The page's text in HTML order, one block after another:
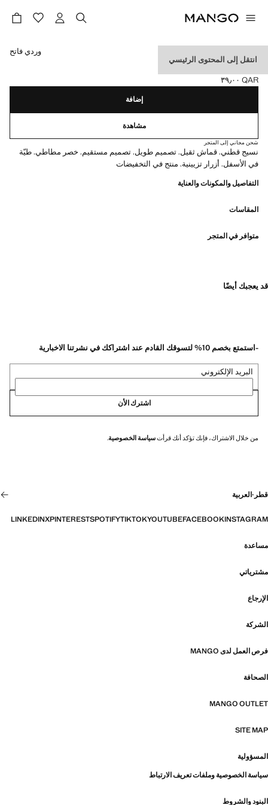
انتقل إلى المحتوى الرئيسي
ليغينغز بنقشة كاناليه
السعر الحالي [QAR ٣٩٫٠٠ ]
QAR ٣٩٫٠٠
حدد اللون
وردي فاتح
إضافة
مشاهدة
شحن مجاني إلى المتجر
نسيج قطني. قماش ثقيل. تصميم طويل. تصميم مستقيم. خصر مطاطي. طيّة
في الأسفل. أزرار تزيينية. منتج في التخفيضات
التفاصيل والمكونات والعناية
المقاسات
متوافر في المتجر
قد يعجبك أيضًا
-استمتع بخصم 10% لتسوقك القادم عند اشتراكك في نشرتنا الاخبارية
البريد الإلكتروني
اشترك الأن
من خلال الاشتراك، فإنك تؤكد أنك قرأتسياسة الخصوصية.
قطر ·العربية
INSTAGRAM
FACEBOOK
YOUTUBE
TIKTOK
SPOTIFY
PINTEREST
X
LINKEDIN
مساعدة
مشترياتي
الإرجاع
الشركة
فرص العمل لدى MANGO
الصحافة
MANGO OUTLET
SITE MAP
المسؤولية
سياسة الخصوصية وملفات تعريف الارتباط
البنود والشروط